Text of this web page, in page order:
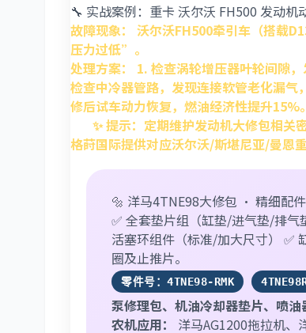
🔧 实战案例：重卡 沃尔沃 FH500 发动机
故障现象：
沃尔沃FH500牵引车（搭载
压力过低”。
处理方案：
1. 检查涡轮增压器叶轮间隙
检查中冷器管路，发现连接软管老化漏气
修后试车动力恢复，燃油经济性提升15%。
✨ 提示：定期维护发动机大修包相关
格莳国际提供对应沃尔沃/斯堪尼亚/曼恩
🔩 洋马4TNE98大修包 · 精细配
✅ 全套垫片组（缸垫/进气垫/排气
活塞环组件（标准/加大尺寸） ✅
圈及止推片。
零件号：4TNE98-RMK
泵修理包、机油冷却器垫片、喷油
农机应用：
洋马AG1200拖拉机